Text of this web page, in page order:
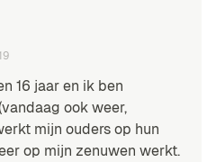
16 jaar en ik ben
ook weer,
mijn ouders op hun
op mijn zenuwen werkt.